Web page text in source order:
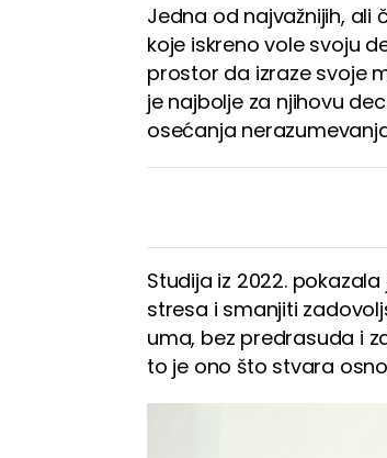
Jedna od najvažnijih, ali
koje iskreno vole svoju
prostor da izraze svoje
je najbolje za njihovu
osećanja
Studija iz 2022.
stresa i smanjiti
uma, bez predrasuda i
to je ono što stvara